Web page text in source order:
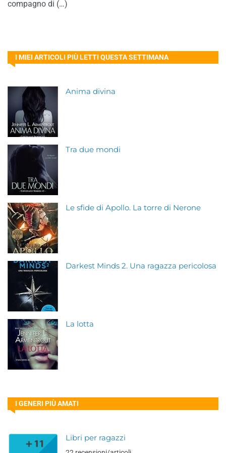
compagno di (…)
I MIEI ARTICOLI PIÙ LETTI QUESTA SETTIMANA
Anima divina
Tra due mondi
Le sfide di Apollo. La torre di Nerone
Darkest Minds 2. Una ragazza pericolosa
La lotta
I GENERI PIÙ AMATI
Libri per ragazzi